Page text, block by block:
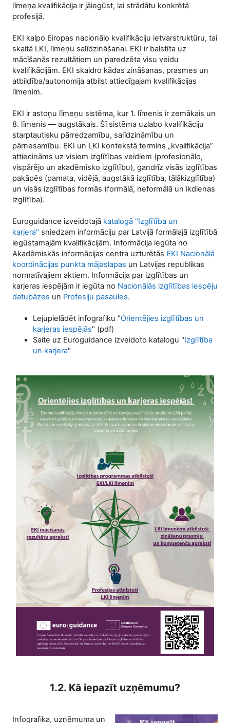
līmeņa kvalifikācija ir jāiegūst, lai strādātu konkrētā
profesijā.
EKI kalpo Eiropas nacionālo kvalifikāciju ietvarstruktūru, tai
skaitā LKI, līmeņu salīdzināšanai. EKI ir balstīta uz
mācīšanās rezultātiem un paredzēta visu veidu
kvalifikācijām. EKI skaidro kādas zināšanas, prasmes un
atbildība/autonomija atbilst attiecīgajam kvalifikācijas
līmenim.
EKI ir astoņu līmeņu sistēma, kur 1. līmenis ir zemākais un
8. līmenis — augstākais. Šī sistēma uzlabo kvalifikāciju
starptautisku pārredzamību, salīdzināmību un
pārnesamību. EKI un LKI kontekstā termins „kvalifikācija”
attiecināms uz visiem izglītības veidiem (profesionālo,
vispārējo un akadēmisko izglītību), gandrīz visās izglītības
pakāpēs (pamata, vidējā, augstākā izglītība, tālākizglītība)
un visās izglītības formās (formālā, neformālā un ikdienas
izglītība).
Euroguidance izveidotajā katalogā "Izglītība un
karjera" sniedzam informāciju par Latvijā formālajā izglītībā
iegūstamajām kvalifikācijām. Informācija iegūta no
Akadēmiskās informācijas centra uzturētās EKI Nacionālā
koordinācijas punkta mājaslapas un Latvijas republikas
normatīvajiem aktiem. Informācija par izglītības un
karjeras iespējām ir iegūta no Nacionālās izglītības iespēju
datubāzes un Profesiju pasaules.
Lejupielādēt infografiku "Orientējies izglītības un
karjeras iespējās" (pdf)
Saite uz Euroguidance izveidoto katalogu "Izglītība
un karjera"
1.2. Kā iepazīt uzņēmumu?
Infografika, uzņēmuma un